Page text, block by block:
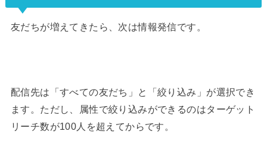
友だちが増えてきたら、次は情報発信です。
配信先は「すべての友だち」と「絞り込み」が選択でき
ます。ただし、属性で絞り込みができるのはターゲット
リーチ数が100人を超えてからです。